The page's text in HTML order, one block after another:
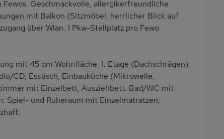
Geschmackvolle, allergikerfreundliche
mit Balkon (Sitzmöbel, herrlicher Blick auf
über Wlan. 1 Pkw-Stellplatz pro Fewo
mit 45 qm Wohnfläche, 1. Etage (Dachschrägen):
CD, Esstisch, Einbauküche (Mikrowelle,
mit Einzelbett, Ausziehbett. Bad/WC mit
Spiel- und Ruheraum mit Einzelmatratzen,